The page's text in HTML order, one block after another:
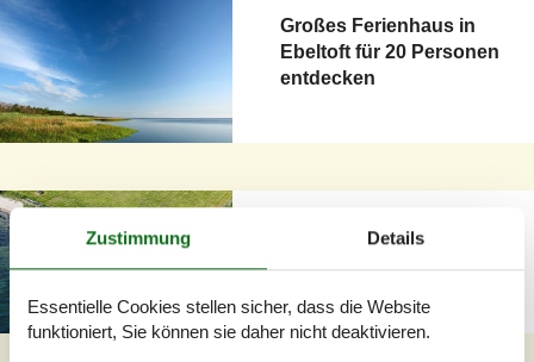
Großes Ferienhaus in
Ebeltoft für 20 Personen
entdecken
Ferienwohnungen &
ferienhäuser in Ebeltoft –
Zustimmung Details
Essentielle Cookies stellen sicher, dass die Website
funktioniert, Sie können sie daher nicht deaktivieren.